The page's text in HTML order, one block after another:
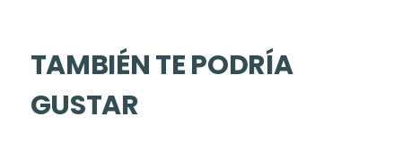
TAMBIÉN TE PODRÍA
GUSTAR